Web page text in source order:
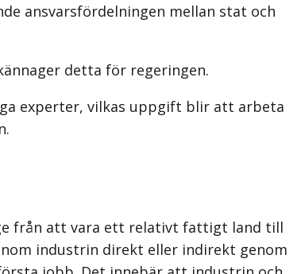
ansvarsfördelningen mellan stat och
detta för regeringen.
experter, vilkas uppgift blir att arbeta
från att vara ett relativt fattigt land till
industrin direkt eller indirekt genom